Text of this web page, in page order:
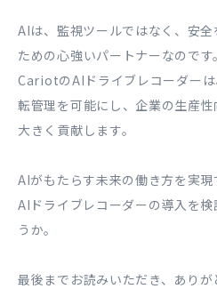
AIは、監視ツールではなく、安
ための心強いパートナーなのです。
CariotのAIドライブレコーダー
転管理を可能にし、企業の生産
大きく貢献します。
AIがもたらす未来の働き方を実
AIドライブレコーダーの導入を
うか。
最後までお読みいただき、ありが